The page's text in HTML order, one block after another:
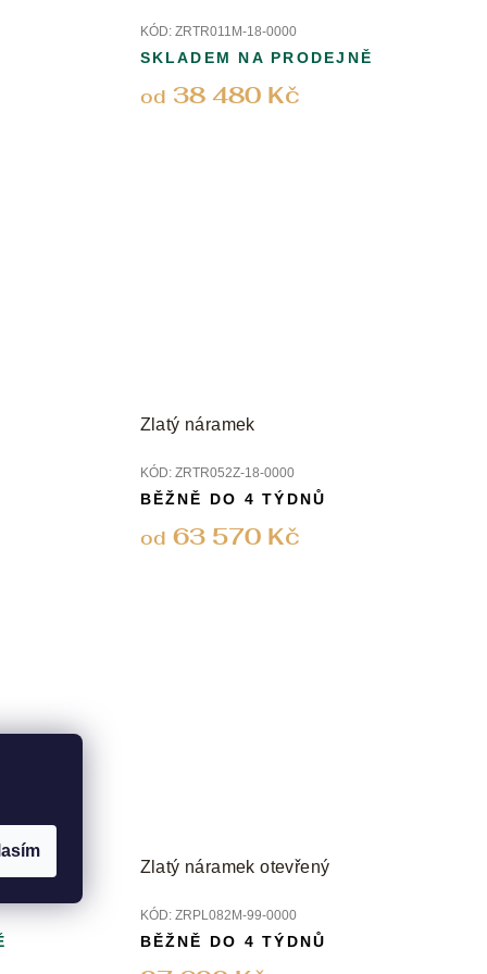
KÓD: ZRTR011M-18-0000
od 38 480 Kč
SKLADEM NA PRODEJNĚ
Zlatý náramek
KÓD: ZRTR052Z-18-0000
od 63 570 Kč
BĚŽNĚ DO 4 TÝDNŮ
Zlatý náramek otevřený
KÓD: ZRPL082M-99-0000
BĚŽNĚ DO 4 TÝDNŮ